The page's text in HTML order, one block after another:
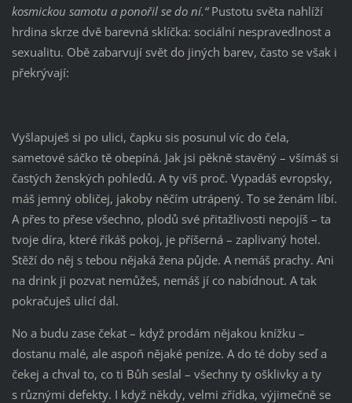
kosmickou samotu a ponořil se do ní.“Pustotu světa nahlíží
hrdina skrze dvě barevná sklíčka: sociální nespravedlnost a
sexualitu. Obě zabarvují svět do jiných barev, často se však i
překrývají:
Vyšlapuješ si po ulici, čapku sis posunul víc do čela,
sametové sáčko tě obepíná. Jak jsi pěkně stavěný – všímáš si
častých ženských pohledů. A ty víš proč. Vypadáš evropsky,
máš jemný obličej, jakoby něčím utrápený. To se ženám líbí.
A přes to přese všechno, plodů své přitažlivosti nepojíš – ta
tvoje díra, které říkáš pokoj, je příšerná – zaplivaný hotel.
Stěží do něj s tebou nějaká žena půjde. A nemáš prachy. Ani
na drink ji pozvat nemůžeš, nemáš jí co nabídnout. A tak
pokračuješ ulicí dál.
No a budu zase čekat – když prodám nějakou knížku –
dostanu malé, ale aspoň nějaké peníze. A do té doby seď a
čekej a chval to, co ti Bůh seslal – všechny ty ošklivky a ty
s různými defekty. I když někdy, velmi zřídka, výjimečně se